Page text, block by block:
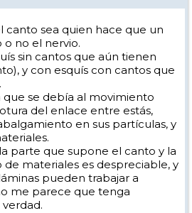
canto sea quien hace que un
o no el nervio.
sin cantos que aún tienen
y con esquís con cantos que
se debía al movimiento
del enlace entre estás,
en sus partículas, y
parte que supone el canto y la
materiales es despreciable, y
pueden trabajar a
me parece que tenga